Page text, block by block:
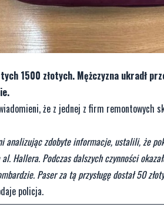
1500 złotych. Mężczyzna ukradł
że z jednej z firm remontowych
zdobyte informacje, ustalili, że
Hallera. Podczas dalszych czynności
Paser za tą przysługę dostał 50
policja.